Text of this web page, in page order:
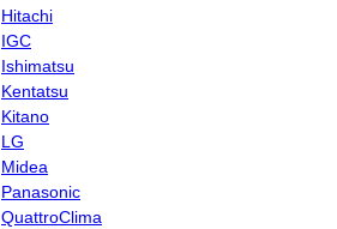
Hitachi
IGC
Ishimatsu
Kentatsu
Kitano
LG
Midea
Panasonic
QuattroClima